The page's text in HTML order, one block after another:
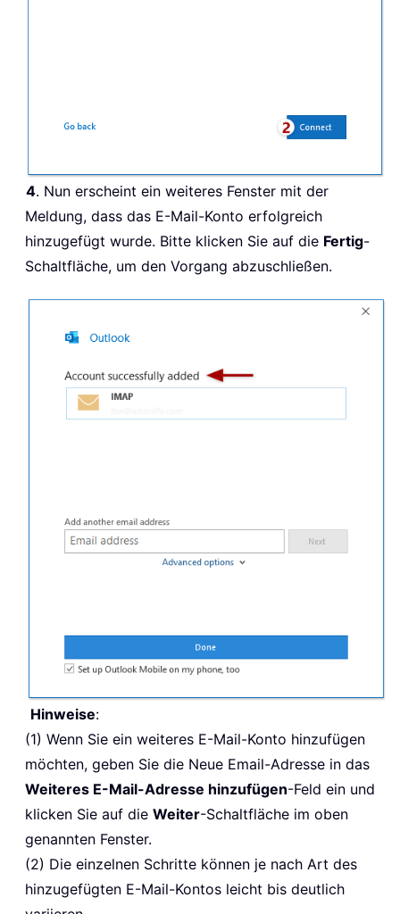
4. Nun erscheint ein weiteres Fenster mit der
Meldung, dass das E-Mail-Konto erfolgreich
hinzugefügt wurde. Bitte klicken Sie auf die Fertig-
Schaltfläche, um den Vorgang abzuschließen.
Hinweise:
(1) Wenn Sie ein weiteres E-Mail-Konto hinzufügen
möchten, geben Sie die Neue Email-Adresse in das
Weiteres E-Mail-Adresse hinzufügen-Feld ein und
klicken Sie auf die Weiter-Schaltfläche im oben
genannten Fenster.
(2) Die einzelnen Schritte können je nach Art des
hinzugefügten E-Mail-Kontos leicht bis deutlich